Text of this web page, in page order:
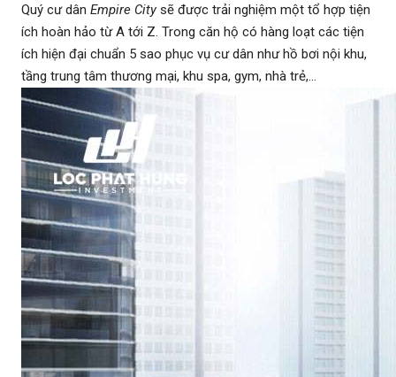
Quý cư dân Empire Citysẽ được trải nghiệm một tổ hợp tiện
ích hoàn hảo từ A tới Z. Trong căn hộ có hàng loạt các tiện
ích hiện đại chuẩn 5 sao phục vụ cư dân như hồ bơi nội khu,
tầng trung tâm thương mại, khu spa, gym, nhà trẻ,…